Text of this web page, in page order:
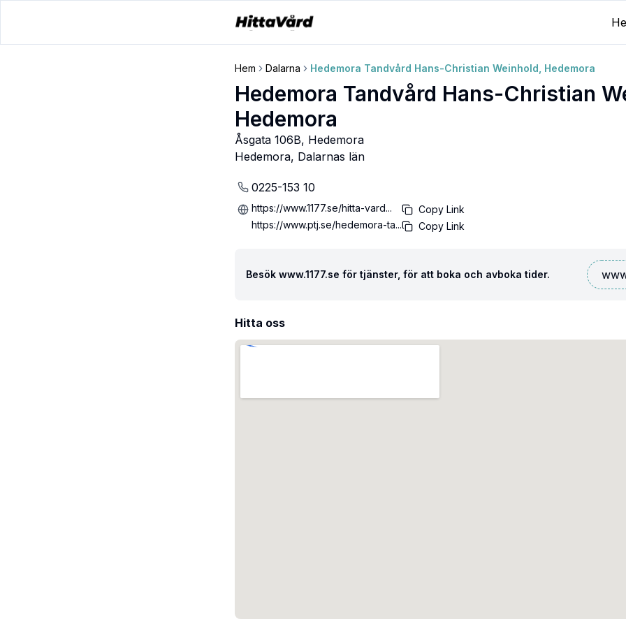
Hem Dalarna Hedemora Tandvård Hans-Christian Weinhold, Hedemora
Hedemora Tandvård Hans-Christian
Hedemora
Åsgata 106B, Hedemora
Hedemora, Dalarnas län
0225-153 10
https://www.1177.se/hitta-vard...
Copy Link
https://www.ptj.se/hedemora-ta...
Copy Link
Besök www.1177.se för tjänster, för att boka och avboka tider.
Hitta oss